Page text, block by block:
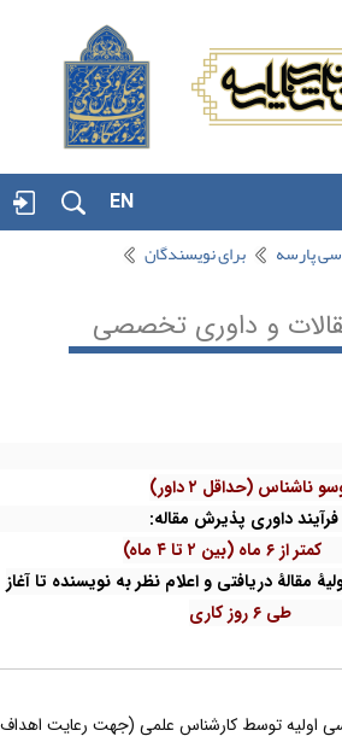
EN
پارسه
برای نویسندگان
و داوری تخصصی
داوری:
ناشناس (حداقل ۲ داور)
فرآیند داوری پذیرش مقاله:
کمتر از ۶ ماه (بین ۲ تا ۴ ماه)
مقالۀ دریافتی و اعلام نظر به نویسنده تا آغاز
طی ۶ روز کاری
اولیه توسط کارشناس علمی (جهت رعایت اهداف